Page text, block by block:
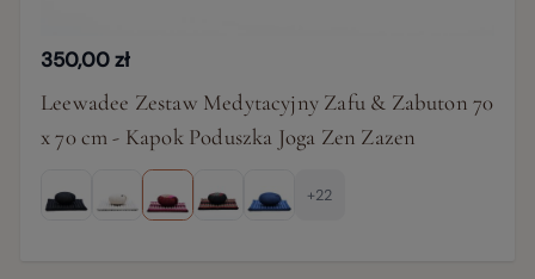
350,00 zł
Leewadee Zestaw Medytacyjny Zafu & Zabuton 70
x 70 cm - Kapok Poduszka Joga Zen Zazen
+22